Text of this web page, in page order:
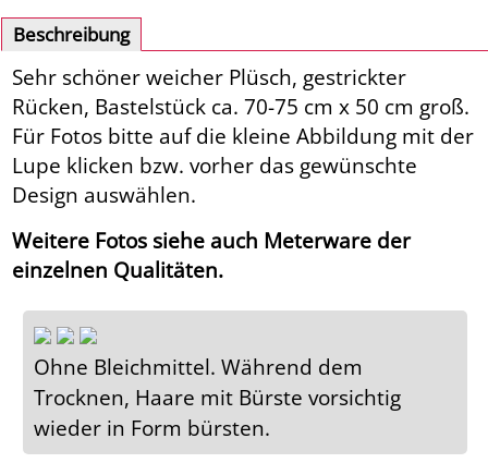
Beschreibung
Sehr schöner weicher Plüsch, gestrickter
Rücken, Bastelstück ca. 70-75 cm x 50 cm groß.
Für Fotos bitte auf die kleine Abbildung mit der
Lupe klicken bzw. vorher das gewünschte
Design auswählen.
Weitere Fotos siehe auch Meterware der
einzelnen Qualitäten.
Ohne Bleichmittel. Während dem
Trocknen, Haare mit Bürste vorsichtig
wieder in Form bürsten.